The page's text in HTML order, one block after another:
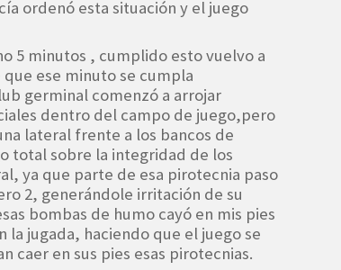
ordenó esta situación y el juego
5 minutos , cumplido esto vuelvo a
ese minuto se cumpla
germinal comenzó a arrojar
dentro del campo de juego,pero
lateral frente a los bancos de
total sobre la integridad de los
ya que parte de esa pirotecnia paso
2, generándole irritación de su
bombas de humo cayó en mis pies
jugada, haciendo que el juego se
caer en sus pies esas pirotecnias.